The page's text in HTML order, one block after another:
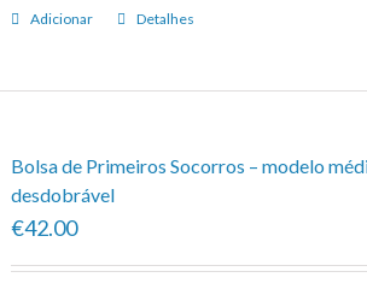
Adicionar Detalhes
Bolsa de Primeiros Socorros – modelo
desdobrável
€42.00